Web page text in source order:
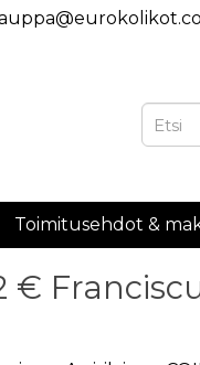
Toimitusehdot &
€